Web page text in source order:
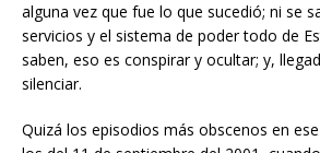
alguna vez que fue lo que sucedió; ni se
servicios y el sistema de poder todo de
saben, eso es conspirar y ocultar; y,
silenciar.
Quizá los episodios más obscenos en